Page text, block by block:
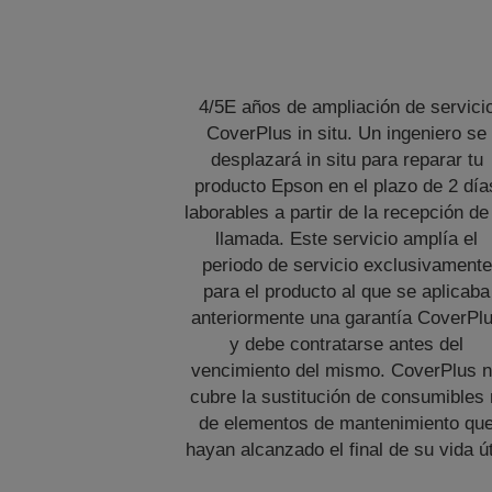
4/5E años de ampliación de
CoverPlus in situ. Un ingeniero se
desplazará in situ para reparar tu
producto Epson en el plazo de 2
laborables a partir de la recepción
llamada. Este servicio amplía el
periodo de servicio exclusivamente
para el producto al que se aplicaba
anteriormente una garantía
y debe contratarse antes del
vencimiento del mismo. CoverPlus
cubre la sustitución de consumibles
de elementos de mantenimiento
hayan alcanzado el final de su vida